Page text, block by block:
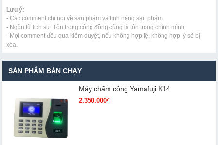
Lưu ý:
- Các comment chỉ nói về sản phẩm và tính năng sản phẩm.
- Ngôn từ lịch sự. Tôn trọng cộng đồng cũng là tôn trọng chính mình.
- Mọi comment đều qua kiểm duyệt, nếu không hợp lệ, không hợp lý sẽ bị
xóa.
SẢN PHẨM BÁN CHẠY
Máy chấm cô​ng Yamafuji K14
2.350.000₫